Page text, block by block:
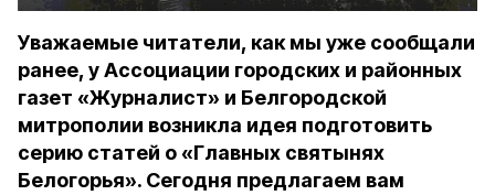
Уважаемые читатели, как мы уже сообщали
ранее, у Ассоциации городских и районных
газет «Журналист» и Белгородской
митрополии возникла идея подготовить
серию статей о «Главных святынях
Белогорья». Сегодня предлагаем вам